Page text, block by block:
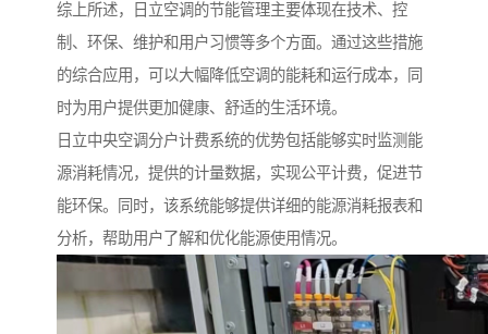
综上所述，日立空调的节能管理主要体现在技术、控
制、环保、维护和用户习惯等多个方面。通过这些措施
的综合应用，可以大幅降低空调的能耗和运行成本，同
时为用户提供更加健康、舒适的生活环境。
日立中央空调分户计费系统的优势包括能够实时监测能
源消耗情况，提供的计量数据，实现公平计费，促进节
能环保。同 时，该系统能够提供详细的能源消耗报表和
分析，帮助用户了解和优化能源使用情况。